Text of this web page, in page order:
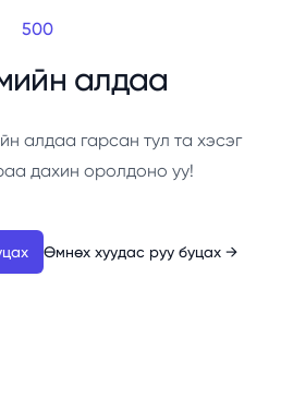
500
алдаа
алдаа гарсан тул та хэсэг
дахин оролдоно уу!
Өмнөх хуудас руу буцах →